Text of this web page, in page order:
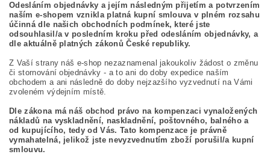
Odesláním objednávky a jejím následným přijetím a potvrzením
naším e-shopem vznikla platná kupní smlouva v plném rozsahu
účinná dle našich obchodních podmínek, které jste
odsouhlasil/a v posledním kroku před odesláním objednávky, a
dle aktuálně platných zákonů České republiky.
Z Vaší strany náš e-shop nezaznamenal jakoukoliv žádost o změnu
či stornování objednávky - a to ani do doby expedice naším
obchodem a ani následně do doby nejzazšího vyzvednutí na Vámi
zvoleném výdejním místě.
Dle zákona má náš obchod právo na kompenzaci vynaložených
nákladů na vyskladnění, naskladnění, poštovného, balného a
od kupujícího, tedy od Vás. Tato kompenzace je právně
vymahatelná, jelikož jste nevyzvednutím zboží porušil/a kupní
smlouvu.